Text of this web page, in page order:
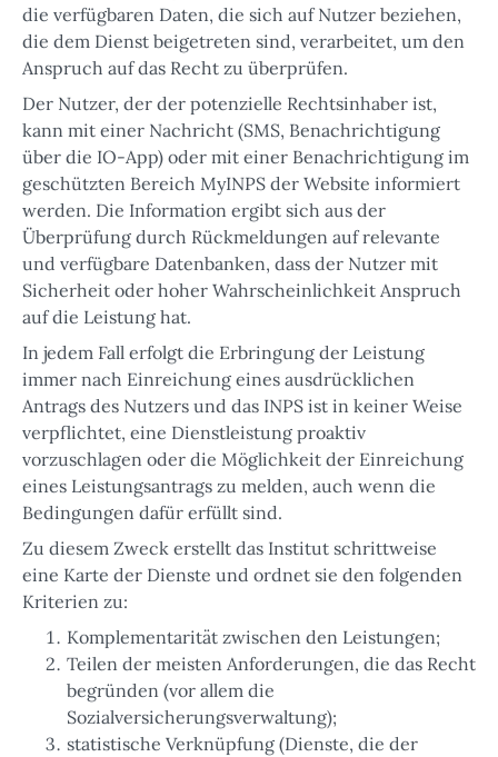
die verfügbaren Daten, die sich auf Nutzer beziehen,
die dem Dienst beigetreten sind, verarbeitet, um den
Anspruch auf das Recht zu überprüfen.
Der Nutzer, der der potenzielle Rechtsinhaber ist,
kann mit einer Nachricht (SMS, Benachrichtigung
über die IO-App) oder mit einer Benachrichtigung im
geschützten Bereich MyINPS der Website informiert
werden. Die Information ergibt sich aus der
Überprüfung durch Rückmeldungen auf relevante
und verfügbare Datenbanken, dass der Nutzer mit
Sicherheit oder hoher Wahrscheinlichkeit Anspruch
auf die Leistung hat.
In jedem Fall erfolgt die Erbringung der Leistung
immer nach Einreichung eines ausdrücklichen
Antrags des Nutzers und das INPS ist in keiner Weise
verpflichtet, eine Dienstleistung proaktiv
vorzuschlagen oder die Möglichkeit der Einreichung
eines Leistungsantrags zu melden, auch wenn die
Bedingungen dafür erfüllt sind.
Zu diesem Zweck erstellt das Institut schrittweise
eine Karte der Dienste und ordnet sie den folgenden
Kriterien zu:
Komplementarität zwischen den Leistungen;
Teilen der meisten Anforderungen, die das Recht
begründen (vor allem die
Sozialversicherungsverwaltung);
statistische Verknüpfung (Dienste, die der